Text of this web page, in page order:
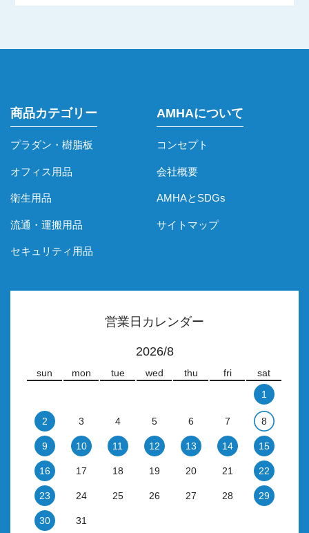
商品カテゴリー
プラダン・樹脂板
オフィス用品
衛生用品
流通・運搬用品
セキュリティ用品
AMHAについて
コンセプト
会社概要
AMHAとSDGs
サイトマップ
営業日カレンダー
2026/8
sun mon tue wed thu fri
sat
1
2 3 4 5 6 7 8
9 10 11 12 13 14 15
16 17 18 19 20 21 22
23 24 25 26 27 28 29
30 31